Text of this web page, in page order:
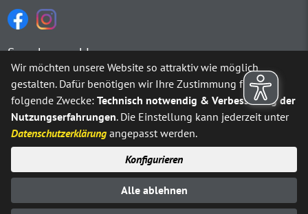
Sprachauswahl
Möchten Sie vonGoogle Translate bereitgestellte externe
Ja Immer
Impressum Datenschutz
Erklärung zur Barrierefreiheit Kontakt
Wir möchten unsere Website so attraktiv wie möglich
gestalten. Dafür benötigen wir Ihre Zustimmung für
folgende Zwecke:Technisch notwendig & Verbesserung der
Nutzungserfahrungen. Die Einstellung kann jederzeit unter
Datenschutzerklärung angepasst werden.
Konfigurieren
Alle ablehnen